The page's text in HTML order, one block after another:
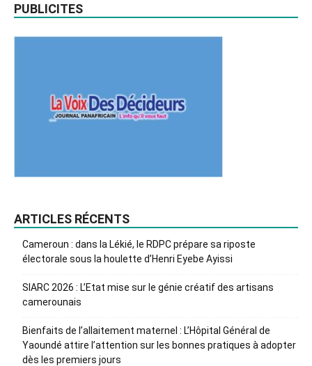
PUBLICITES
ARTICLES RÉCENTS
Cameroun : dans la Lékié, le RDPC prépare sa riposte
électorale sous la houlette d’Henri Eyebe Ayissi
SIARC 2026 : L’Etat mise sur le génie créatif des artisans
camerounais
Bienfaits de l’allaitement maternel : L’Hôpital Général de
Yaoundé attire l’attention sur les bonnes pratiques à adopter
dès les premiers jours